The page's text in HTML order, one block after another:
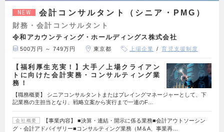
NEW 会計コンサルタント（シニア・PMG）
財務・会計コンサルタント
令和アカウンティング・ホールディングス株式会社
500万円 ～ 749万円 東京都 上場企業 育児支援制度
【福利厚生充実！】大手／上場クライアン
トに向けた会計実務・コンサルティング業
務！
【職務概要】 シニアコンサルタントまたはプレイングマネージャーとして、下
記業務の主担当となり、戦略立案から実行まで一連のF…
会社概要
【事業内容】 ■決算・連結・開示に係る業務■会計アウトソーシン
グ・会計アドバイザリー■コンサルティング業務（M＆A、事業再…